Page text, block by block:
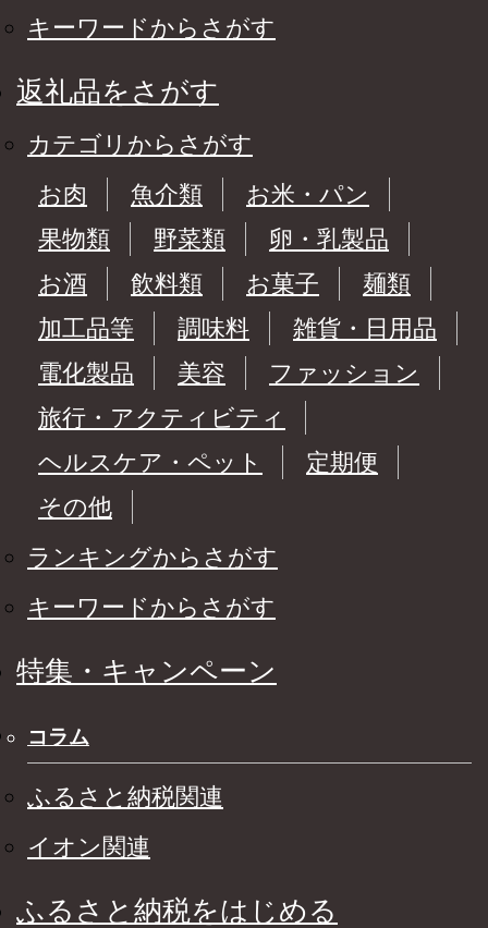
キーワードからさがす
返礼品をさがす
カテゴリからさがす
お肉
魚介類
お米・パン
果物類
野菜類
卵・乳製品
お酒
飲料類 お菓子
麺類
加工品等
調味料
雑貨・日用品
電化製品
美容
ファッション
旅行・アクティビティ
ヘルスケア・ペット
定期便
その他
ランキングからさがす
キーワードからさがす
特集・キャンペーン
コラム
ふるさと納税関連
イオン関連
ふるさと納税をはじめる